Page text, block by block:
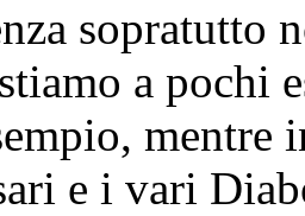
sopratutto
a pochi
e i vari